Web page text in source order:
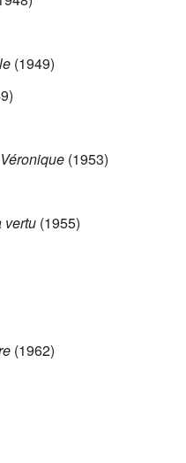
(1949)
(1953)
vertu (1955)
(1962)